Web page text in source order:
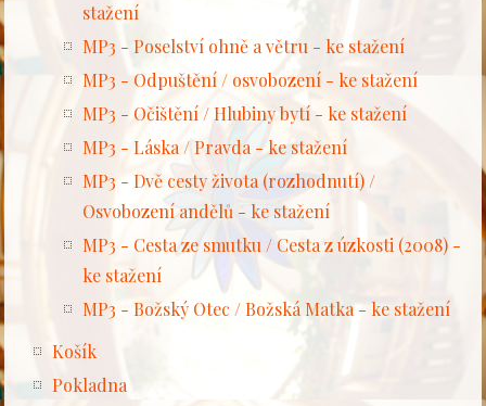
stažení
MP3 - Poselství ohně a větru - ke stažení
MP3 - Odpuštění / osvobození - ke stažení
MP3 - Očištění / Hlubiny bytí - ke stažení
MP3 - Láska / Pravda - ke stažení
MP3 - Dvě cesty života (rozhodnutí) /
Osvobození andělů - ke stažení
MP3 - Cesta ze smutku / Cesta z úzkosti (2008) -
ke stažení
MP3 - Božský Otec / Božská Matka - ke stažení
Košík
Pokladna